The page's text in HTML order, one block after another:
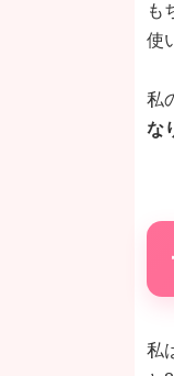
も
使
私
な
私